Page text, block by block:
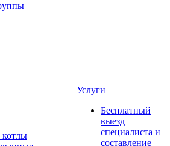
котлы
Услуги
Бесплатный
выезд
специалиста и
составление